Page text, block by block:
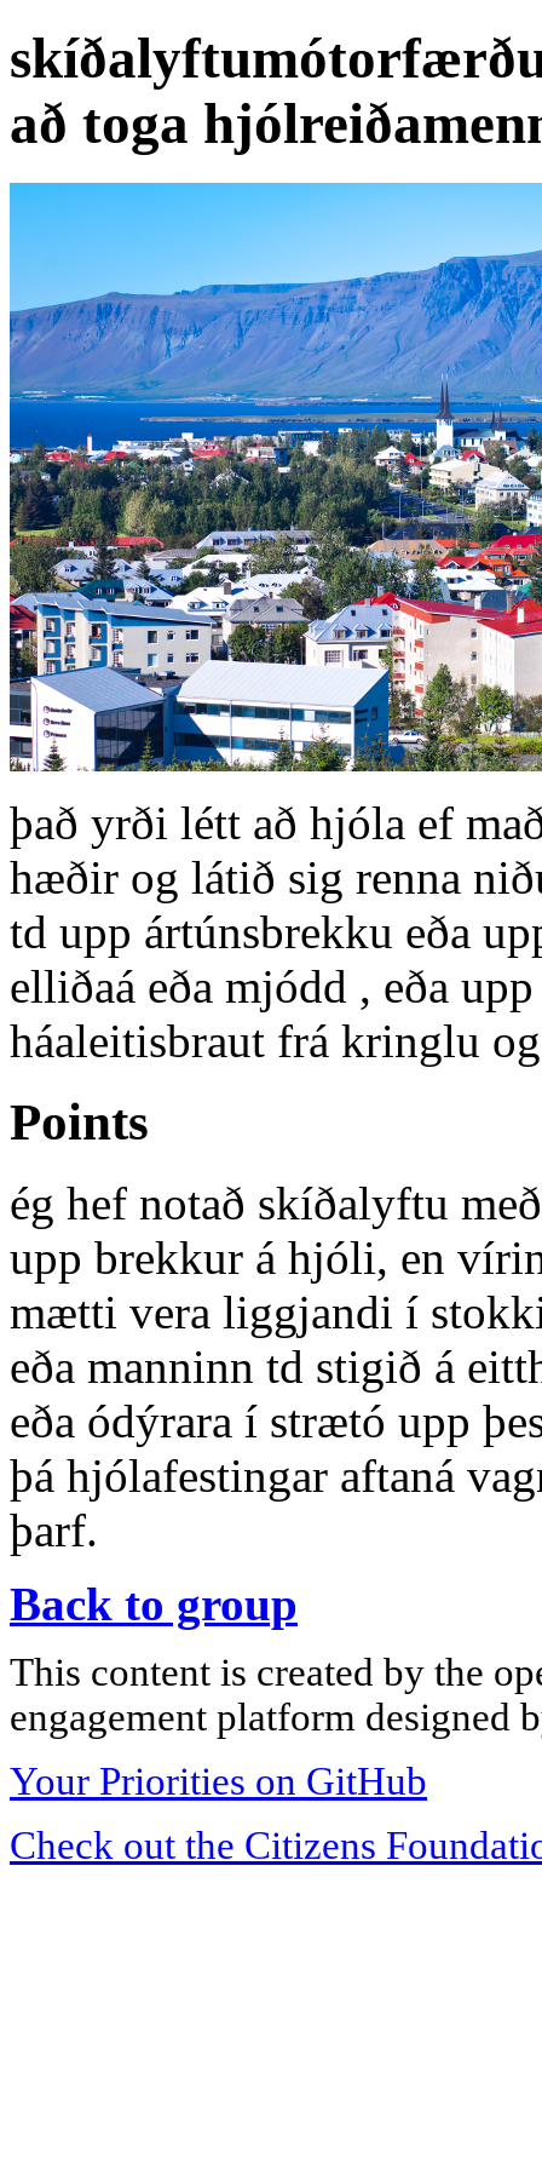
að toga
það yrði létt að hjóla ef
hæðir og látið sig renna
td upp ártúnsbrekku eða
elliðaá eða mjódd , eða
háaleitisbraut frá kringlu
Points
ég hef notað skíðalyftu
upp brekkur á hjóli, en
mætti vera liggjandi í
eða manninn td stigið á
eða ódýrara í strætó upp
þá hjólafestingar aftaná
þarf.
Back to group
This content is created by the
engagement platform designed
Your Priorities on GitHub
Check out the Citizens